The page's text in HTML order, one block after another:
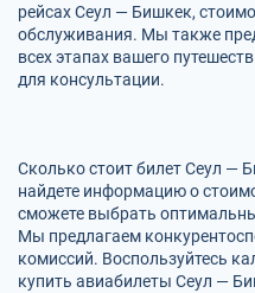
рейсах Сеул — Бишкек,
обслуживания. Мы также
всех этапах вашего
для консультации.
Сколько стоит билет Сеул —
найдете информацию о
сможете выбрать
Мы предлагаем
комиссий. Воспользуйтесь
купить авиабилеты Сеул —